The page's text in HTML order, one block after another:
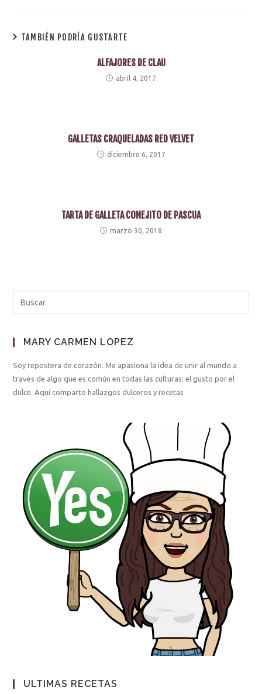
TAMBIÉN PODRÍA GUSTARTE
ALFAJORES DE CLAU
abril 4, 2017
GALLETAS CRAQUELADAS RED VELVET
diciembre 6, 2017
TARTA DE GALLETA CONEJITO DE PASCUA
marzo 30, 2018
MARY CARMEN LOPEZ
Soy repostera de corazón. Me apasiona la idea de unir al mundo a
través de algo que es común en todas las culturas: el gusto por el
dulce. Aquí comparto hallazgos dulceros y recetas
ULTIMAS RECETAS